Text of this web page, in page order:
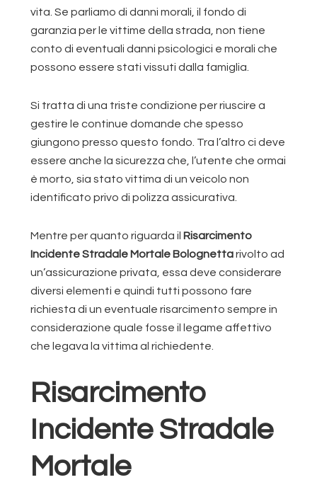
vita. Se parliamo di danni morali, il fondo di
garanzia per le vittime della strada, non tiene
conto di eventuali danni psicologici e morali che
possono essere stati vissuti dalla famiglia.
Si tratta di una triste condizione per riuscire a
gestire le continue domande che spesso
giungono presso questo fondo. Tra l’altro ci deve
essere anche la sicurezza che, l’utente che ormai
è morto, sia stato vittima di un veicolo non
identificato privo di polizza assicurativa.
Mentre per quanto riguarda il Risarcimento
Incidente Stradale Mortale Bolognettarivolto ad
un’assicurazione privata, essa deve considerare
diversi elementi e quindi tutti possono fare
richiesta di un eventuale risarcimento sempre in
considerazione quale fosse il legame affettivo
che legava la vittima al richiedente.
Risarcimento
Incidente Stradale
Mortale